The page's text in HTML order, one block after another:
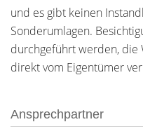
und es gibt keinen
Sonderumlagen.
durchgeführt werden, die
direkt vom Eigentümer
Ansprechpartner